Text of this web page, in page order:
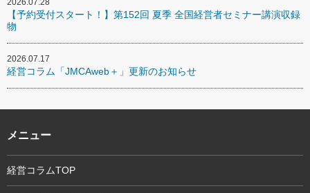
【予約受付スタート！】第152回 夏季 全国経営者セミナー講演収録
物
2026.07.17
経営コラム「JMCAweb＋」更新のお知らせ
メニュー
経営コラムTOP